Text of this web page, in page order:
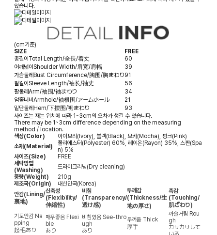
있습니다.
(cm기준)
SIZE
FREE
총길이Total Length/全長/着丈
60
어깨넓이Shoulder Width/肩宽/肩幅
39
가슴둘레Bust Circumference/胸围/胸まわり91
팔길이Sleeve Length/袖长/袖丈
56
팔둘레Arm/袖围/袖まわり
34
암홀너비Armhole/袖根围/アームホール
21
밑단둘레Hem/下摆围/裾まわり
93
사이즈는 재는 위치에 따라 1~3cm의 오차가 생길 수 있습니다.
There may be 1~3cm difference depending on the measuring
method / location.
색상(Color)
아이보리(Ivory), 블랙(Black), 모카(Mocha), 핑크(Pink)
소재(Material)
폴리에스터(Polyester) 60%, 레이온(Rayon) 35%, 스판(Spa
n) 5%
사이즈(Size)
FREE
세탁방법
(Washing)
드라이크리닝(Dry cleaning)
중량(Weight)
210g
제조국(Origin)
대한민국(Korea)
안감(Lining/
裏地)
신축성
(Flexibility/
伸縮性)
비침
(Transparency/
透け感)
두께감
(Thickness/生
地の厚さ)
촉감
(Touching/
肌ざわり)
기모안감 Na
pping
起毛あり
매우좋음 Flexi
ble
あり
비침있음 See-thro
ugh
あり
두꺼움 Thick
厚手
까슬거림 Rou
gh
カサカサして